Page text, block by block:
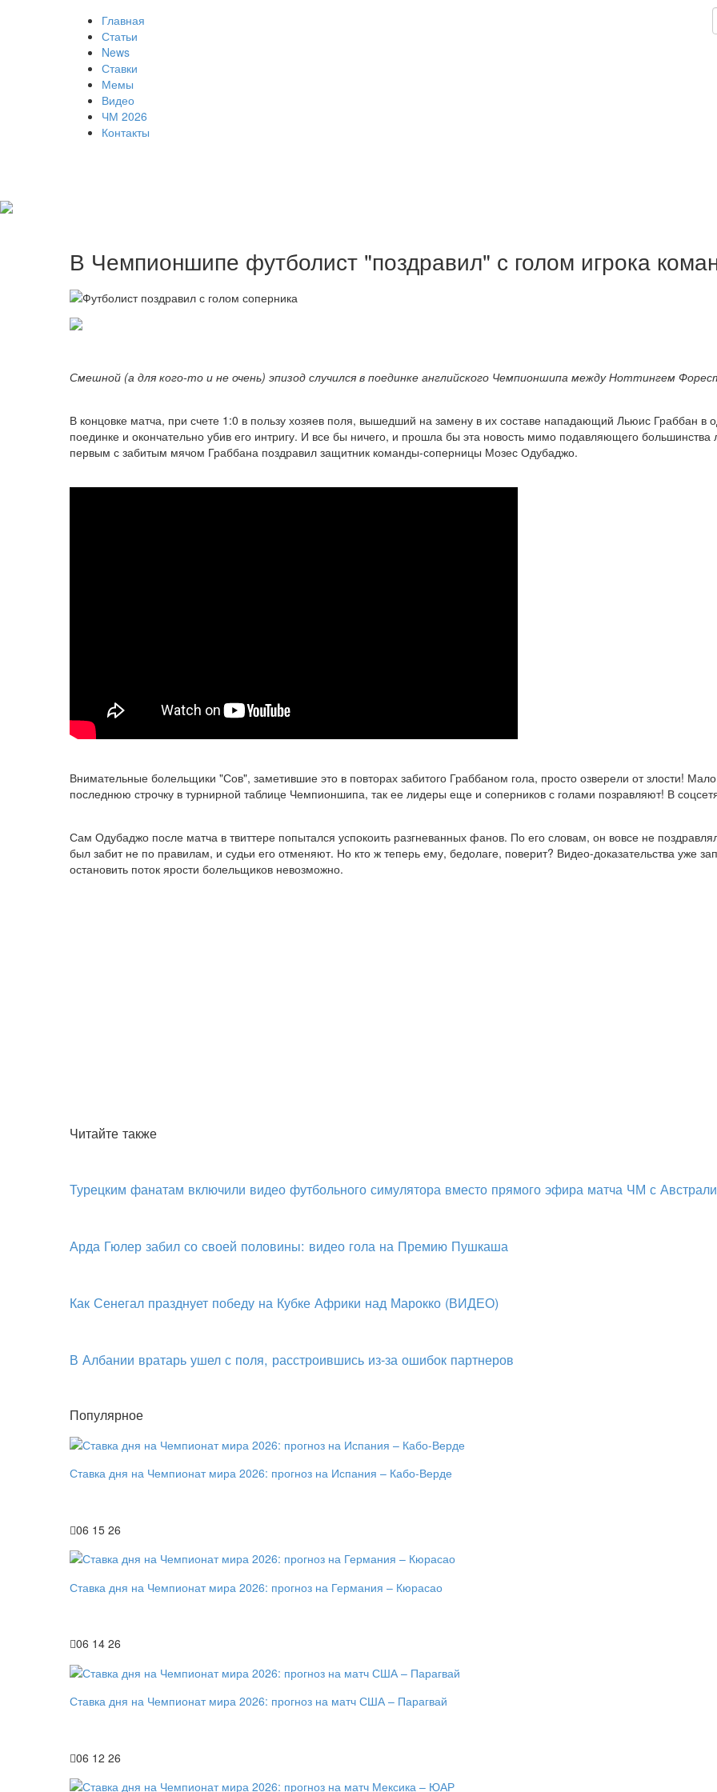
Главная
Статьи
News
Ставки
Мемы
Видео
ЧМ 2026
Контакты
В Чемпионшипе футболист "поздравил" с голом игрока
Смешной (а для кого-то и не очень) эпизод случился в поединке английского Чемпионшипа между Ноттингем
В концовке матча, при счете 1:0 в пользу хозяев поля, вышедший на замену в их составе нападающий Льюис Граббан в
поединке и окончательно убив его интригу. И все бы ничего, и прошла бы эта новость мимо подавляющего
первым с забитым мячом Граббана поздравил защитник команды-соперницы Мозес Одубаджо.
Внимательные болельщики "Сов", заметившие это в повторах забитого Граббаном гола, просто озверели от злости!
последнюю строчку в турнирной таблице Чемпионшипа, так ее лидеры еще и соперников с голами позравляют! В
Сам Одубаджо после матча в твиттере попытался успокоить разгневанных фанов. По его словам, он вовсе не
был забит не по правилам, и судьи его отменяют. Но кто ж теперь ему, бедолаге, поверит? Видео-доказательства
остановить поток ярости болельщиков невозможно.
Читайте также
Турецким фанатам включили видео футбольного симулятора вместо прямого эфира матча ЧМ с
Арда Гюлер забил со своей половины: видео гола на Премию Пушкаша
Как Сенегал празднует победу на Кубке Африки над Марокко (ВИДЕО)
В Албании вратарь ушел с поля, расстроившись из-за ошибок партнеров
Популярное
Ставка дня на Чемпионат мира 2026: прогноз на Испания – Кабо-Верде
06 15 26
Ставка дня на Чемпионат мира 2026: прогноз на Германия – Кюрасао
06 14 26
Ставка дня на Чемпионат мира 2026: прогноз на матч США – Парагвай
06 12 26